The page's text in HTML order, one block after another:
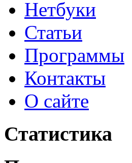
Нетбуки
Статьи
Программы
Контакты
О сайте
Статистика